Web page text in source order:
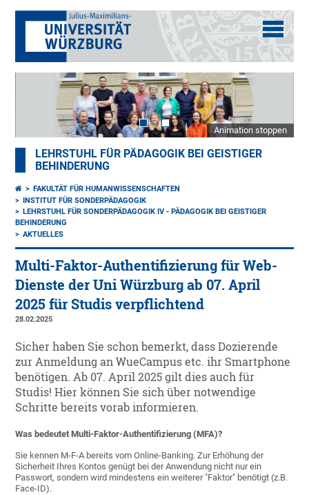
Animation stoppen
LEHRSTUHL FÜR PÄDAGOGIK BEI GEISTIGER
BEHINDERUNG
FAKULTÄT FÜR HUMANWISSENSCHAFTEN
INSTITUT FÜR SONDERPÄDAGOGIK
LEHRSTUHL FÜR SONDERPÄDAGOGIK IV - PÄDAGOGIK BEI GEISTIGER
BEHINDERUNG
AKTUELLES
Multi-Faktor-Authentifizierung für Web-
Dienste der Uni Würzburg ab 07. April
2025 für Studis verpflichtend
28.02.2025
Sicher haben Sie schon bemerkt, dass Dozierende
zur Anmeldung an WueCampus etc. ihr Smartphone
benötigen. Ab 07. April 2025 gilt dies auch für
Studis! Hier können Sie sich über notwendige
Schritte bereits vorab informieren.
Was bedeutet Multi-Faktor-Authentifizierung (MFA)?
Sie kennen M-F-A bereits vom Online-Banking. Zur Erhöhung der
Sicherheit Ihres Kontos genügt bei der Anwendung nicht nur ein
Passwort, sondern wird mindestens ein weiterer "Faktor" benötigt (z.B.
Face-ID).